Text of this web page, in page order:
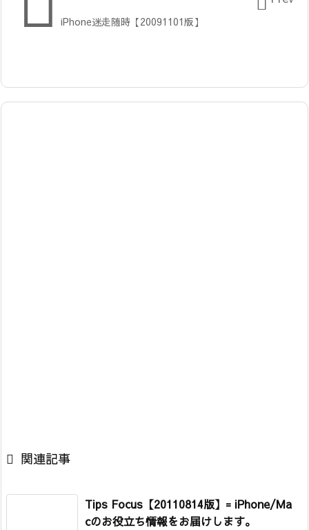
iPhone迷走随時【20091101版】
 関連記事
Tips Focus【20110814版】= iPhone/Ma
cのお役立ち情報をお届けします。